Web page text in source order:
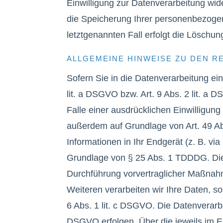
Einwilligung zur Datenverarbeitung
die Speicherung Ihrer
letztgenannten Fall erfolgt die
ALLGEMEINE HINWEISE ZU DEN
Sofern Sie in die Datenverarbeitung
lit. a DSGVO bzw. Art. 9 Abs. 2 lit. a
Falle einer ausdrücklichen
außerdem auf Grundlage von Art. 49
Informationen in Ihr Endgerät (z. B.
Grundlage von § 25 Abs. 1 TDDDG.
Durchführung vorvertraglicher
Weiteren verarbeiten wir Ihre Daten,
6 Abs. 1 lit. c DSGVO. Die